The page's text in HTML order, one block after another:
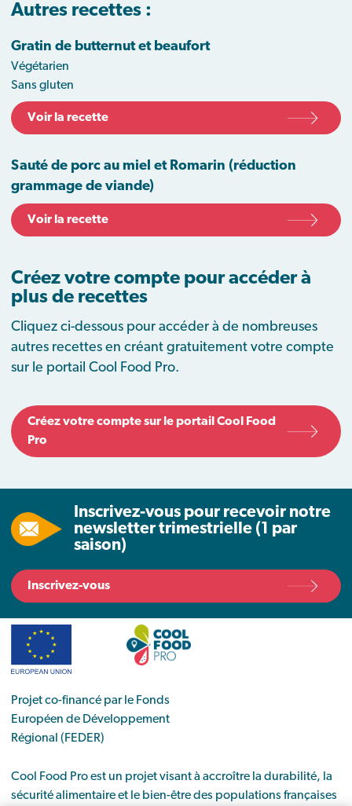
Autres recettes :
Gratin de butternut et beaufort
Végétarien
Sans gluten
Voir la recette
Sauté de porc au miel et Romarin (réduction
grammage de viande)
Voir la recette
Créez votre compte pour accéder à
plus de recettes
Cliquez ci-dessous pour accéder à de nombreuses
autres recettes en créant gratuitement votre compte
sur le portail Cool Food Pro.
Créez votre compte sur le portail Cool Food
Pro
Inscrivez-vous pour recevoir notre
newsletter trimestrielle (1 par
saison)
Inscrivez-vous
Projet co-financé par le Fonds
Européen de Développement
Régional (FEDER)
Cool Food Pro est un projet visant à accroître la durabilité, la
sécurité alimentaire et le bien-être des populations françaises